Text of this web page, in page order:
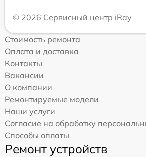
© 2026 Сервисный центр iRay
Стоимость ремонта
Оплата и доставка
Контакты
Вакансии
О компании
Ремонтируемые модели
Наши услуги
Согласие на обработку
Способы оплаты
Ремонт устройств